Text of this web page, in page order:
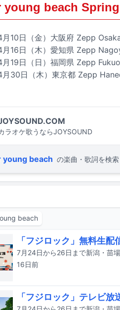
young beach
10日（金）大阪府 Zepp
16日（木）愛知県 Zepp
19日（日）福岡県 Zepp
30日（木）東京都 Zepp
ラオケ歌うならJOYSOUND
young beach の楽曲・歌詞を検索
beach
「フジロック」無料生
16日前
「フジロック」テレビ